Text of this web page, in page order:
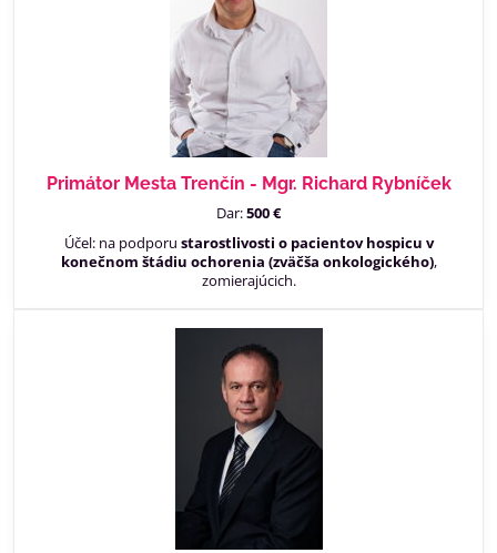
Primátor Mesta Trenčín - Mgr. Richard Rybníček
Dar:500 €
Účel: na podporu starostlivosti o pacientov hospicu v
konečnom štádiu ochorenia (zväčša onkologického),
zomierajúcich.